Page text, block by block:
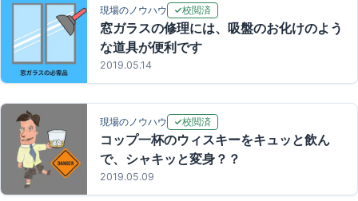
現場のノウハウ 校閲済
窓ガラスの修理には、吸盤のお化けのよう
な道具が便利です
2019.05.14
現場のノウハウ 校閲済
コップ一杯のウィスキーをキュッと飲ん
で、シャキッと変身？？
2019.05.09